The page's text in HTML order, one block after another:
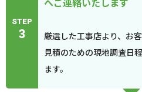
STEP
3
厳選した工事店より、お
見積のための現地調査日
ます。